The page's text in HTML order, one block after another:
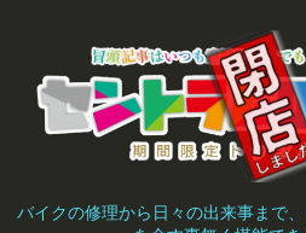
バイクの修理から日々の出来事まで